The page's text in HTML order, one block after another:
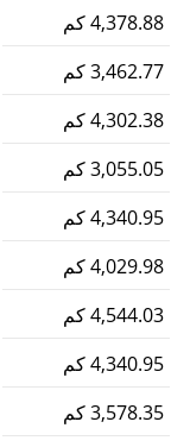
4,378.88 كم
3,462.77 كم
4,302.38 كم
3,055.05 كم
4,340.95 كم
4,029.98 كم
4,544.03 كم
4,340.95 كم
3,578.35 كم